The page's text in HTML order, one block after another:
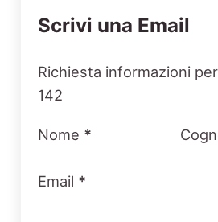
Scrivi una Email
Section
Richiesta informazioni
142
Nome *
Email *